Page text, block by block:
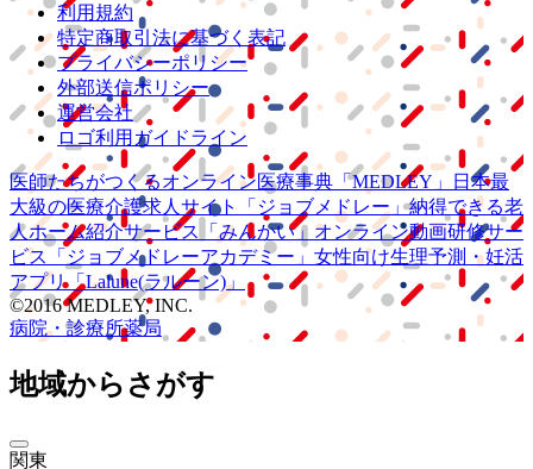
利用規約
特定商取引法に基づく表記
プライバシーポリシー
外部送信ポリシー
運営会社
ロゴ利用ガイドライン
医師たちがつくるオンライン医療事典 「MEDLEY」
日本最
大級の医療介護求人サイト 「ジョブメドレー」納得できる老
人ホーム紹介サービス
「みんかい」 オンライン動画研修サー
ビス
「ジョブメドレーアカデミー」 女性向け生理予測・妊活
アプリ「Lalune(ラルーン)」
©2016 MEDLEY, INC.
病院・診療所薬局
地域からさがす
関東